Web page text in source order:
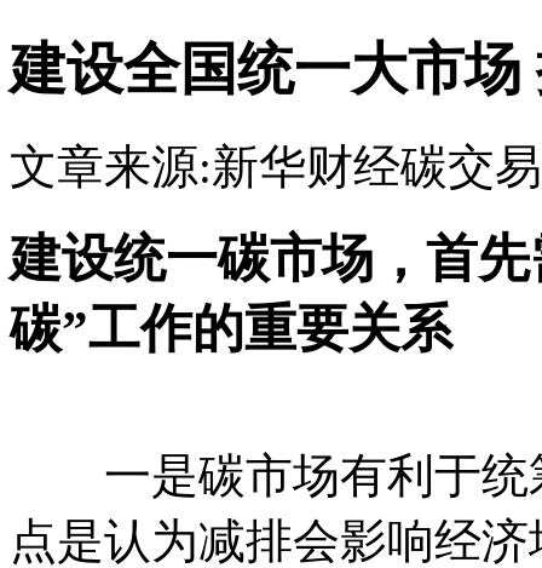
建设全国统一大市
文章来源:新华财经碳交
建设统一碳市场，首
碳”工作的重要关系
一是碳市场有利于统
点是认为减排会影响经